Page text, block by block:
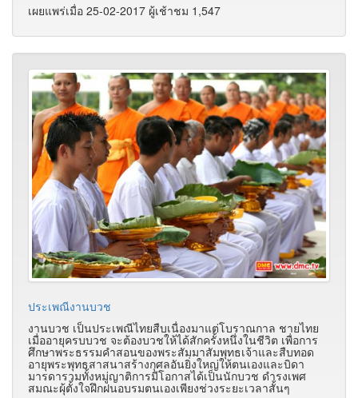
เผยแพร่เมื่อ 25-02-2017 ผู้เช้าชม 1,547
ประเพณีงานบวช
งานบวช เป็นประเพณีไทยสืบเนื่องมาแต่โบราณกาล ชายไทย
เมื่ออายุครบบวช จะต้องบวชให้ได้สักครั้งหนึ่งในชีวิต เพื่อการ
ศึกษาพระธรรมคำสอนของพระสัมมาสัมพุทธเจ้าและสืบทอด
อายุพระพุทธสาสนาสร้างกุศลอันยิ่งใหญ่ให้ตนเองและบิดา
มารดารวมทั้งหมู่ญาติการมีโอกาสได้เป็นนักบวช ดำรงเพศ
สมณะผุ้ตั้งใจฝึกฝนอบรมตนเองเพียงช่วงระยะเวลาสั้นๆ